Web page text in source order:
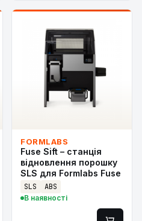
FORMLABS
Fuse Sift – станція
відновлення порошку
SLS для Formlabs Fuse
SLS ABS
В наявності